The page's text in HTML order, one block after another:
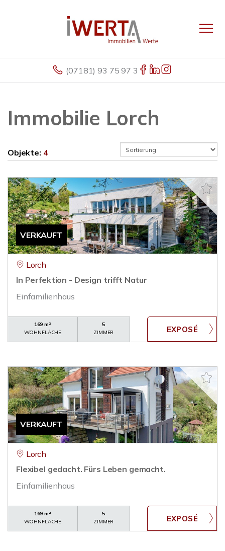
(07181) 93 75 97 3
Immobilie Lorch
Objekte: 4
VERKAUFT
Lorch
In Perfektion - Design trifft Natur
Einfamilienhaus
169 m²
WOHNFLÄCHE
5
ZIMMER
VERKAUFT
Lorch
Flexibel gedacht. Fürs Leben gemacht.
Einfamilienhaus
169 m²
WOHNFLÄCHE
5
ZIMMER